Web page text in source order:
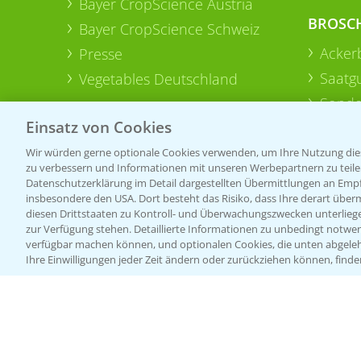
Bayer CropScience Austria
Bayer CropScience Schweiz
Presse
Vegetables Deutschland
Einsatz von Cookies
Wir würden gerne optionale Cookies verwenden, um Ihre Nutzung
zu verbessern und Informationen mit unseren Werbepartnern zu
Datenschutzerklärung im Detail dargestellten Übermittlungen an
insbesondere den USA. Dort besteht das Risiko, dass Ihre derart
diesen Drittstaaten zu Kontroll- und Überwachungszwecken
zur Verfügung stehen. Detaillierte Informationen zu unbedingt
verfügbar machen können, und optionalen Cookies, die unten
Ihre Einwilligungen jeder Zeit ändern oder zurückziehen können,